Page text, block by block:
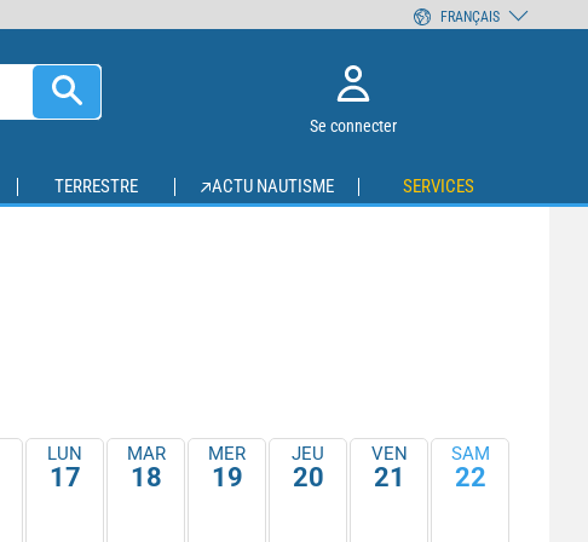
Se connecter
TERRESTRE ACTU NAUTISME SERVICES
LUN
17
MAR
18
MER
19
JEU
20
VEN
21
SAM
22
FRANÇAIS